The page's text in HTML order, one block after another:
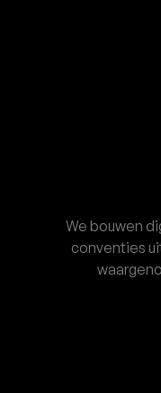
We bouwen
conventies